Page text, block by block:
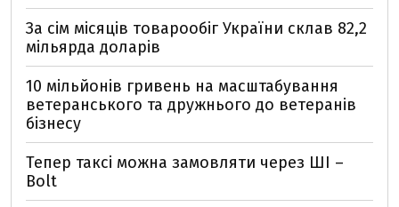
За сім місяців товарообіг України склав 82,2
мільярда доларів
10 мільйонів гривень на масштабування
ветеранського та дружнього до ветеранів
бізнесу
Тепер таксі можна замовляти через ШІ –
Bolt